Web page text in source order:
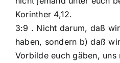
Korinther 4,12.
3:9 . Nicht darum, daß
haben, sondern b) daß
Vorbilde euch gäben, uns